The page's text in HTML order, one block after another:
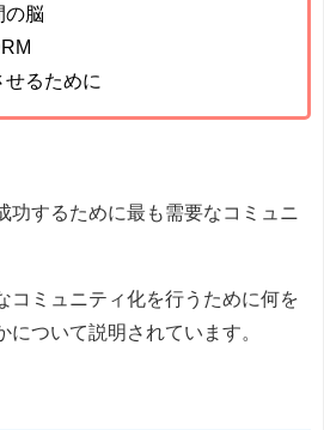
の脳
せるために
功するために最も需要なコミュニ
コミュニティ化を行うために何を
について説明されています。